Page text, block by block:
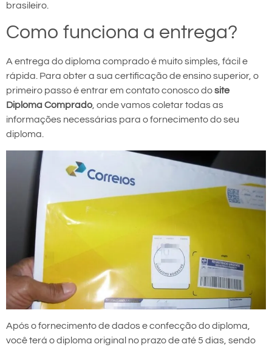
brasileiro.
Como funciona a entrega?
A entrega do diploma comprado é muito simples, fácil e
rápida. Para obter a sua certificação de ensino superior, o
primeiro passo é entrar em contato conosco dosite
Diploma Comprado, onde vamos coletar todas as
informações necessárias para o fornecimento do seu
diploma.
Após o fornecimento de dados e confecção do diploma,
você terá o diploma original no prazo de até 5 dias, sendo